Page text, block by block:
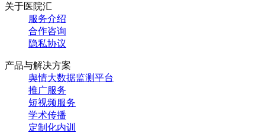
关于医院汇
服务介绍
合作咨询
隐私协议
产品与解决方案
舆情大数据监测平台
推广服务
短视频服务
学术传播
定制化内训